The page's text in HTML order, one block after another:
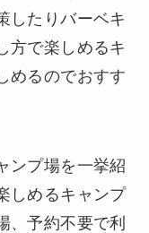
したりバーベキ
方で楽しめるキ
めるのでおすす
ンプ場を一挙紹
しめるキャンプ
、予約不要で利